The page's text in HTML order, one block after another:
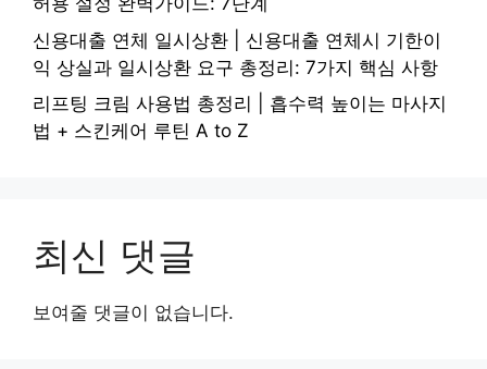
신용대출 연체 일시상환 | 신용대출 연체시 기한이
익 상실과 일시상환 요구 총정리: 7가지 핵심 사항
리프팅 크림 사용법 총정리 | 흡수력 높이는 마사지
법 + 스킨케어 루틴 A to Z
최신 댓글
보여줄 댓글이 없습니다.